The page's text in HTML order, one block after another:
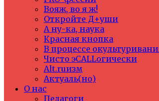
Вояж, во я ж!
Откройте Д+уши
А ну-ка, наука
Красная кнопка
В процессе
Чисто эCALLогически
Alt.ruизм
Актуаль(но)
О нас
Педагоги